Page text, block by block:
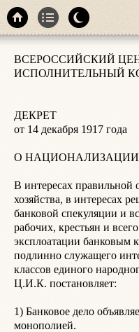
ВСЕРОССИЙСКИЙ
ИСПОЛНИТЕЛЬНЫЙ
ДЕКРЕТ
от 14 декабря 1917 года
О
В интересах правильной
хозяйства, в интересах
банковой спекуляции и
рабочих, крестьян и
эксплоатации банковым
подлинно служащего
классов единого
Ц.И.К. постановляет:
1) Банковое дело
монополией.